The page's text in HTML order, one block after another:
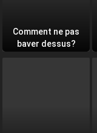
Comment ne pas
baver dessus?